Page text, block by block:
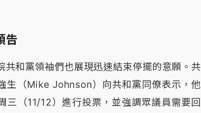
告
共和黨領袖們也展現迅速結束停擺的意願。共
生（Mike Johnson）向共和黨同僚表示，他
三（11/12）進行投票，並強調眾議員需要回